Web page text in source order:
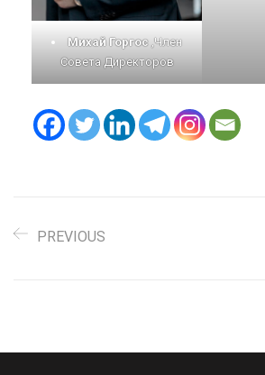
Михай Горгос,Член
Совета Директоров
PREVIOUS